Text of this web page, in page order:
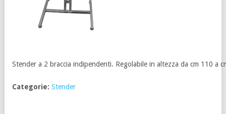
Stender a 2 braccia indipendenti. Regolabile in altezza da cm 110 a
Categorie: Stender